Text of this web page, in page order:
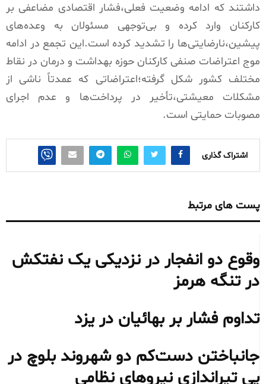
داشتند که ادامه وضعیت فعلی،فشار اقتصادی مضاعفی بر
کارکنان وارد کرده و بی‌توجهی مسئولان به وعده‌های
پیشین،نارضایتی‌ها را تشدید کرده است.این تجمع در ادامه
موج اعتراضات صنفی کارکنان حوزه بهداشت و درمان در نقاط
مختلف کشور شکل گرفته؛اعتراضاتی که عمدتاً ناشی از
مشکلات معیشتی،تأخیر در پرداخت‌ها و عدم اجرای
مصوبات حمایتی است.
اشتراک گذاری
پست های مرتبط
وقوع دو انفجار در نزدیکی یک نفتکش
در تنگه هرمز
تداوم فشار بر بهائیان در یزد
جانباختن دست‌کم دو شهروند بلوچ در
پی تیراندازی نیروهای نظامی